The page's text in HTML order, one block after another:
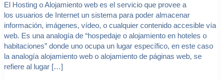
El Hosting o Alojamiento web es el servicio que provee a
los usuarios de Internet un sistema para poder almacenar
información, imágenes, vídeo, o cualquier contenido accesible vía
web. Es una analogía de “hospedaje o alojamiento en hoteles o
habitaciones” donde uno ocupa un lugar específico, en este caso
la analogía alojamiento web o alojamiento de páginas web, se
refiere al lugar […]
qué
sirve?